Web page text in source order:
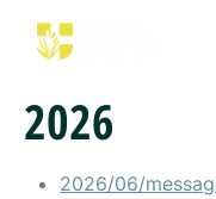
2026
2026/06/